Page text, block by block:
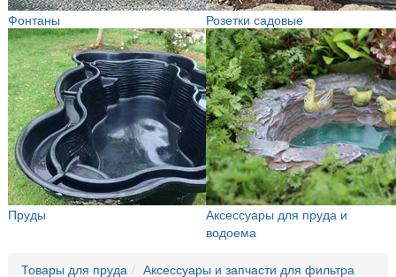
Фонтаны Розетки садовые
Пруды
Аксессуары для пруда и
водоема
Товары для пруда
Аксессуары и запчасти для фильтра